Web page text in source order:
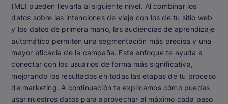
(ML) pueden llevarla al siguiente nivel. Al combinar los
datos sobre las intenciones de viaje con los de tu sitio web
y los datos de primera mano, las audiencias de aprendizaje
automático permiten una segmentación más precisa y una
mayor eficacia de la campaña. Este enfoque te ayuda a
conectar con los usuarios de forma más significativa,
mejorando los resultados en todas las etapas de tu proceso
de marketing. A continuación te explicamos cómo puedes
usar nuestros datos para aprovechar al máximo cada paso